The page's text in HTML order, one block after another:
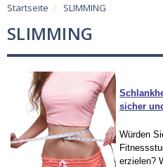
Startseite SLIMMING
SLIMMING
sicher
Würden
erzielen?